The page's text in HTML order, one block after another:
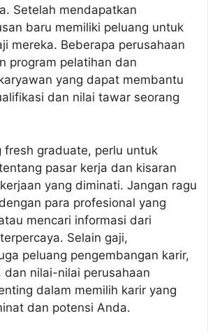
Setelah mendapatkan
baru memiliki peluang untuk
mereka. Beberapa perusahaan
program pelatihan dan
yang dapat membantu
dan nilai tawar seorang
fresh graduate, perlu untuk
pasar kerja dan kisaran
yang diminati. Jangan ragu
para profesional yang
mencari informasi dari
Selain gaji,
peluang pengembangan karir,
dan nilai-nilai perusahaan
dalam memilih karir yang
dan potensi Anda.